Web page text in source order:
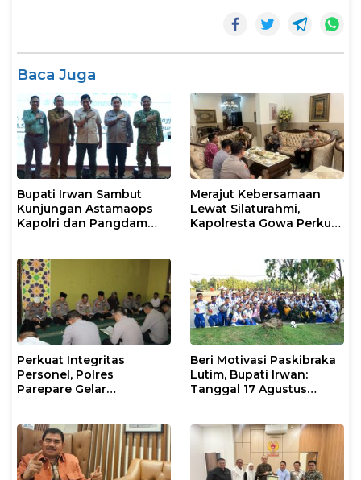
Baca Juga
Bupati Irwan Sambut
Kunjungan Astamaops
Kapolri dan Pangdam
Merajut Kebersamaan
Lewat Silaturahmi,
Kapolresta Gowa Perkuat
Perkuat Integritas
Personel, Polres
Parepare Gelar
Beri Motivasi Paskibraka
Lutim, Bupati Irwan:
Tanggal 17 Agustus